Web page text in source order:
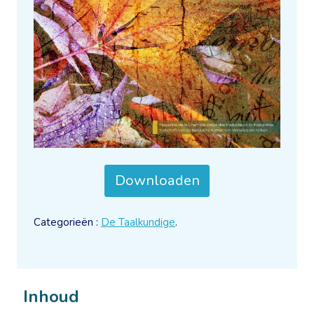
Inhoud
Downloaden
Categorieën : De Taalkundige.